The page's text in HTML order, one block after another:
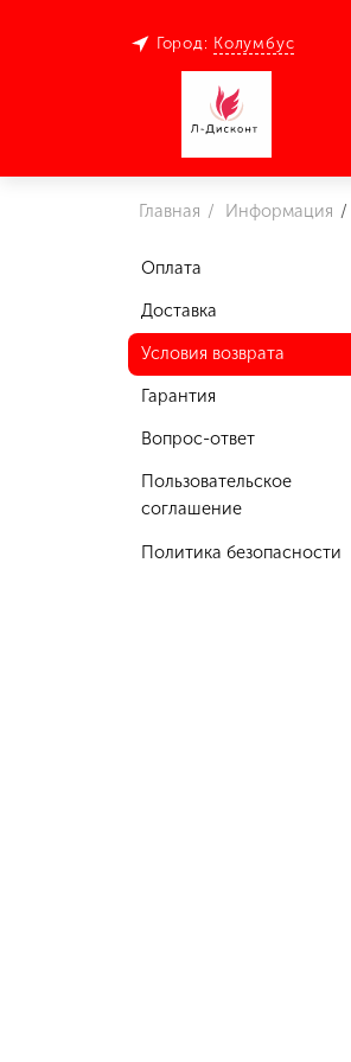
Город: Колумбус
Главная Информация
Оплата
Доставка
Условия возврата
Гарантия
Вопрос-ответ
Пользовательское
соглашение
Политика безопасности